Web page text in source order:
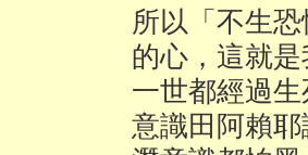
所以「不生
的心，這就
一世都經過
意識田阿賴